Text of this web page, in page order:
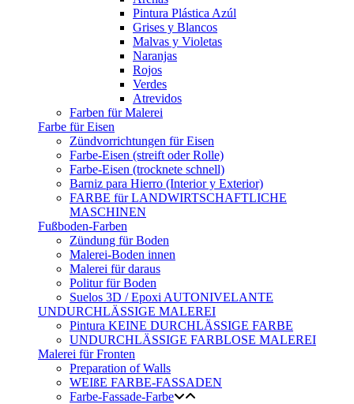
Pintura Plástica Azúl
Grises y Blancos
Malvas y Violetas
Naranjas
Rojos
Verdes
Atrevidos
Farben für Malerei
Farbe für Eisen
Zündvorrichtungen für Eisen
Farbe-Eisen (streift oder Rolle)
Farbe-Eisen (trocknete schnell)
Barniz para Hierro (Interior y Exterior)
FARBE für LANDWIRTSCHAFTLICHE
MASCHINEN
Fußboden-Farben
Zündung für Boden
Malerei-Boden innen
Malerei für daraus
Politur für Boden
Suelos 3D / Epoxi AUTONIVELANTE
UNDURCHLÄSSIGE MALEREI
Pintura KEINE DURCHLÄSSIGE FARBE
UNDURCHLÄSSIGE FARBLOSE MALEREI
Malerei für Fronten
Preparation of Walls
WEIßE FARBE-FASSADEN
Farbe-Fassade-Farbe